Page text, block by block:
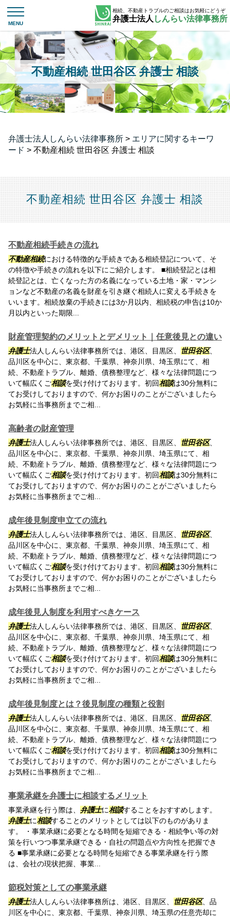
不動産相続 世田谷区 弁護士 相談
相続、不動産トラブルのご相談はお気軽にどうぞ
弁護士法人 しんらい法律事務所
弁護士法人しんらい法律事務所 > エリアに関するキーワ
ード > 不動産相続 世田谷区 弁護士 相談
不動産相続 世田谷区 弁護士 相談
不動産相続手続きの流れ
不動産相続における特徴的な手続きである相続登記について、そ
の特徴や手続きの流れを以下にご紹介します。 ■相続登記とは相
続登記とは、亡くなった方の名義になっている土地・家・マンシ
ョンなど不動産の名義を財産を引き継ぐ相続人に変える手続きを
いいます。相続放棄の手続きには3か月以内、相続税の申告は10か
月以内といった期限...
財産管理契約のメリットとデメリット｜任意後見との違い
弁護士法人しんらい法律事務所では、港区、目黒区、 世田谷区、
品川区を中心に、東京都、千葉県、神奈川県、埼玉県にて、相
続、不動産トラブル、離婚、債務整理など、様々な法律問題につ
いて幅広くご相談を受け付けております。初回相談は30分無料に
てお受けしておりますので、何かお困りのことがございましたら
お気軽に当事務所までご相...
高齢者の財産管理
弁護士法人しんらい法律事務所では、港区、目黒区、 世田谷区、
品川区を中心に、東京都、千葉県、神奈川県、埼玉県にて、相
続、不動産トラブル、離婚、債務整理など、様々な法律問題につ
いて幅広くご相談を受け付けております。初回相談は30分無料に
てお受けしておりますので、何かお困りのことがございましたら
お気軽に当事務所までご相...
成年後見制度申立ての流れ
弁護士法人しんらい法律事務所では、港区、目黒区、 世田谷区、
品川区を中心に、東京都、千葉県、神奈川県、埼玉県にて、相
続、不動産トラブル、離婚、債務整理など、様々な法律問題につ
いて幅広くご相談を受け付けております。初回相談は30分無料に
てお受けしておりますので、何かお困りのことがございましたら
お気軽に当事務所までご相...
成年後見人制度を利用すべきケース
弁護士法人しんらい法律事務所では、港区、目黒区、 世田谷区、
品川区を中心に、東京都、千葉県、神奈川県、埼玉県にて、相
続、不動産トラブル、離婚、債務整理など、様々な法律問題につ
いて幅広くご相談を受け付けております。初回相談は30分無料に
てお受けしておりますので、何かお困りのことがございましたら
お気軽に当事務所までご相...
成年後見制度とは？後見制度の種類と役割
弁護士法人しんらい法律事務所では、港区、目黒区、 世田谷区、
品川区を中心に、東京都、千葉県、神奈川県、埼玉県にて、相
続、不動産トラブル、離婚、債務整理など、様々な法律問題につ
いて幅広くご相談を受け付けております。初回相談は30分無料に
てお受けしておりますので、何かお困りのことがございましたら
お気軽に当事務所までご相...
事業承継を弁護士に相談するメリット
事業承継を行う際は、 弁護士に相談することをおすすめします。
弁護士に相談することのメリットとしては以下のものがありま
す。 ・事業承継に必要となる時間を短縮できる・相続争い等の対
策を行いつつ事業承継できる・自社の問題点や方向性を把握でき
る ■事業承継に必要となる時間を短縮できる事業承継を行う際
は、会社の現状把握、事業...
節税対策としての事業承継
弁護士法人しんらい法律事務所は、港区、目黒区、 世田谷区、品
川区を中心に、東京都、千葉県、神奈川県、埼玉県の任意売却に